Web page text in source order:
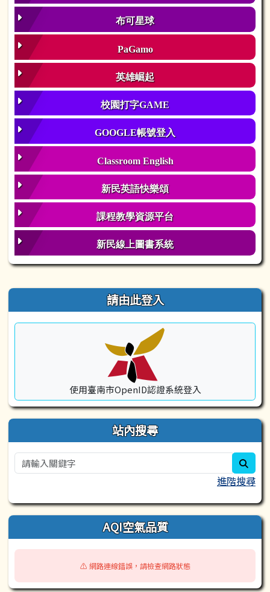
布可星球
PaGamo
英雄崛起
校園打字GAME
GOOGLE帳號登入
Classroom English
新民英語快樂頌
課程教學資源平台
新民線上圖書系統
右邊區域內容 請由此登入
使用臺南市OpenID認證系統登入
站內搜尋
進階搜尋
AQI空氣品質
⚠️ 網路連線錯誤，請檢查網路狀態